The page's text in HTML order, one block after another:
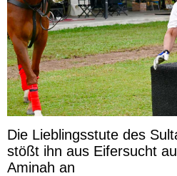
Die Lieblingsstute des
stößt ihn aus Eifersucht
Aminah an